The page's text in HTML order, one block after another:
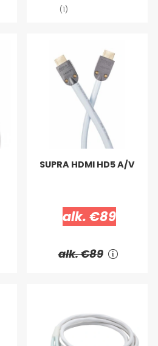
(1)
SUPRA HDMI HD5 A/V
alk. €89
alk. €89